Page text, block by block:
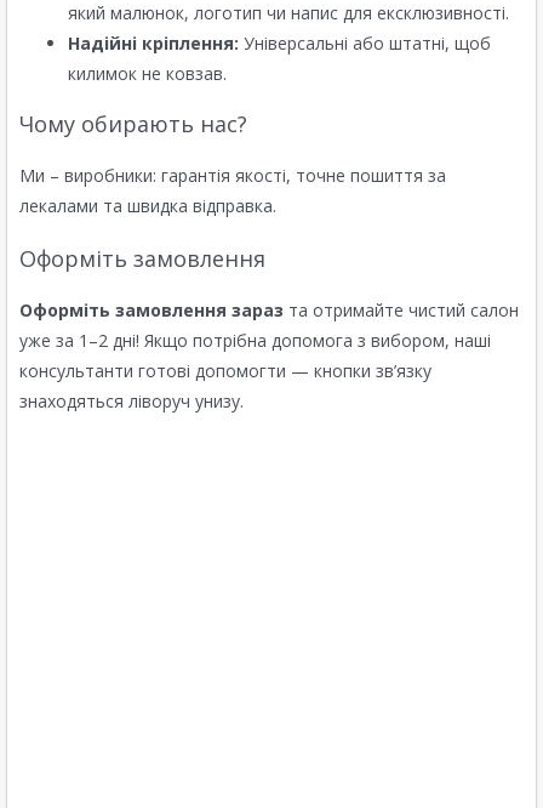
який малюнок, логотип чи напис для ексклюзивності.
Надійні кріплення: Універсальні або штатні, щоб
килимок не ковзав.
Чому обирають нас?
Ми – виробники: гарантія якості, точне пошиття за
лекалами та швидка відправка.
Оформіть замовлення
Оформіть замовлення зараз та отримайте чистий салон
уже за 1–2 дні! Якщо потрібна допомога з вибором, наші
консультанти готові допомогти — кнопки зв’язку
знаходяться ліворуч унизу.